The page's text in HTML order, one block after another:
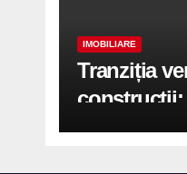
IMOBILIARE
Tranziția
construcții:
modernă